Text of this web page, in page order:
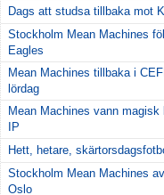
Dags att studsa tillbaka mot
Stockholm Mean Machines
Eagles
Mean Machines tillbaka i
lördag
Mean Machines vann
IP
Hett, hetare,
Stockholm Mean Machines
Oslo